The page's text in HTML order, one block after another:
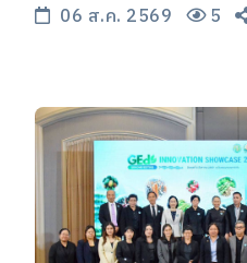
06 ส.ค. 2569 5